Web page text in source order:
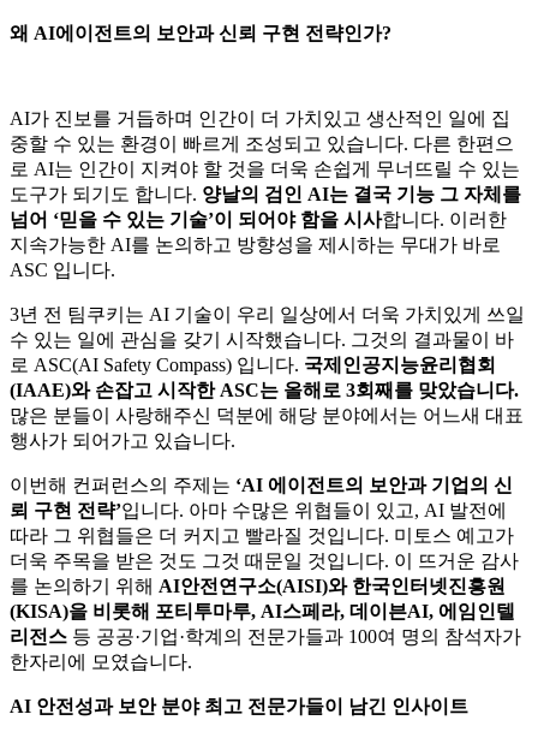
왜 AI에이전트의 보안과 신뢰 구현 전략인가?
AI가 진보를 거듭하며 인간이 더 가치있고 생산적인 일에 집
중할 수 있는 환경이 빠르게 조성되고 있습니다. 다른 한편으
로 AI는 인간이 지켜야 할 것을 더욱 손쉽게 무너뜨릴 수 있는
도구가 되기도 합니다. 양날의 검인 AI는 결국 기능 그 자체를
넘어 ‘믿을 수 있는 기술’이 되어야 함을 시사합니다. 이러한
지속가능한 AI를 논의하고 방향성을 제시하는 무대가 바로
ASC 입니다.
3년 전 팀쿠키는 AI 기술이 우리 일상에서 더욱 가치있게 쓰일
수 있는 일에 관심을 갖기 시작했습니다. 그것의 결과물이 바
로 ASC(AI Safety Compass) 입니다. 국제인공지능윤리협회
(IAAE)와 손잡고 시작한 ASC는 올해로 3회째를 맞았습니다.
많은 분들이 사랑해주신 덕분에 해당 분야에서는 어느새 대표
행사가 되어가고 있습니다.
이번해 컨퍼런스의 주제는 ‘AI 에이전트의 보안과 기업의 신
뢰 구현 전략’입니다. 아마 수많은 위협들이 있고, AI 발전에
따라 그 위협들은 더 커지고 빨라질 것입니다. 미토스 예고가
더욱 주목을 받은 것도 그것 때문일 것입니다. 이 뜨거운 감사
를 논의하기 위해 AI안전연구소(AISI)와 한국인터넷진흥원
(KISA)을 비롯해 포티투마루, AI스페라, 데이븐AI, 에임인텔
리전스 등 공공·기업·학계의 전문가들과 100여 명의 참석자가
한자리에 모였습니다.
AI 안전성과 보안 분야 최고 전문가들이 남긴 인사이트